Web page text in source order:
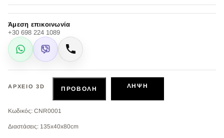
Άμεση επικοινωνία
+30 698 224 1089
WhatsApp
Viber Κλήση
ΑΡΧΕΊΟ 3D ΠΡΟΒΟΛΉ ΛΉΨΗ
Κωδικός: CNR0001
Διαστάσεις: 135x40x80cm